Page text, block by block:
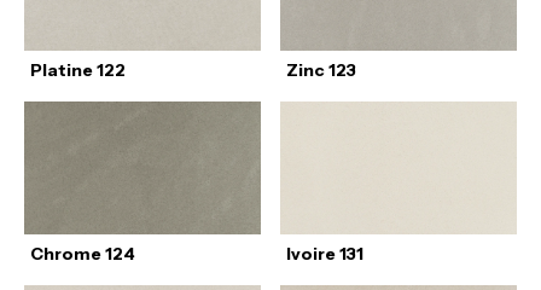
Platine 122 Zinc 123
Chrome 124 Ivoire 131